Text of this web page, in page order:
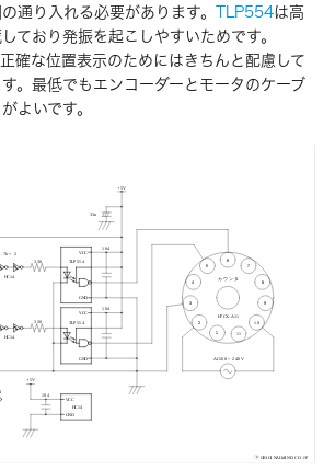
通り入れる必要があります。 TLP554は高
ており発振を起こしやすいためです。
確な位置表示のためにはきちんと配慮して
。最低でもエンコーダーとモータのケーブ
よいです。